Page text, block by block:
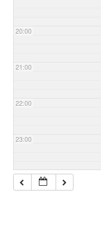
20:00
21:00
22:00
23:00